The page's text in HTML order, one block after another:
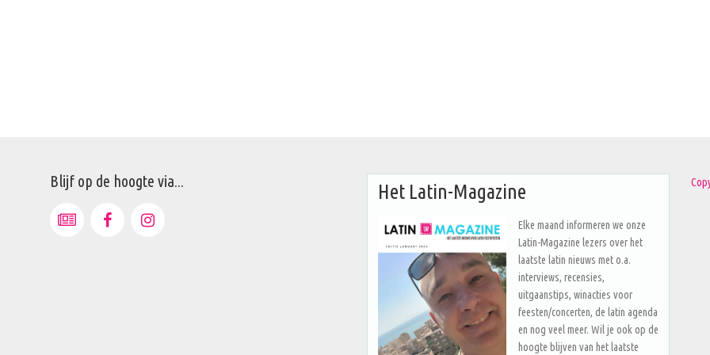
Blijf op de hoogte via... Het Latin-Magazine
Elke maand informeren we onze
Latin-Magazine lezers over het
laatste latin nieuws met o.a.
interviews, recensies,
uitgaanstips, winacties voor
feesten/concerten, de latin agenda
en nog veel meer. Wil je ook op de
hoogte blijven van het laatste